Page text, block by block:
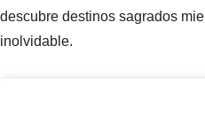
descubre destinos sagrados
inolvidable.